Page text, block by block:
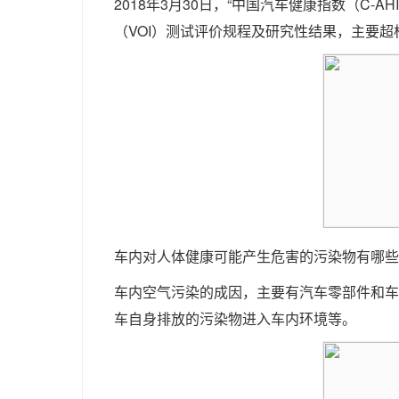
（VOI）测试评价规程及研究性结果，主要
车内对人体健康可能产生危害的污染物有哪
车内空气污染的成因，主要有汽车零部件和
车自身排放的污染物进入车内环境等。